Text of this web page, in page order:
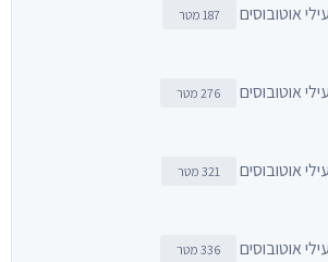
187 מטר
276 מטר
321 מטר
336 מטר